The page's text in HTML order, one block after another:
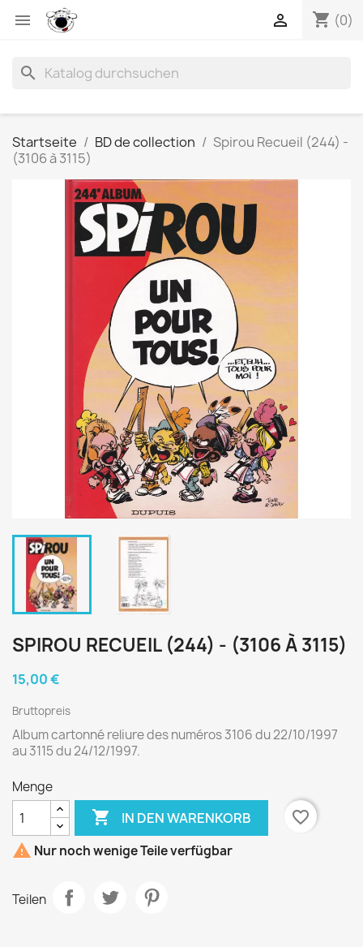
 shopping_cart (0)

search
Startseite BD de collection
Spirou Recueil (244) -
(3106 à 3115)
SPIROU RECUEIL (244) - (3106 À 3115)
15,00 €
Bruttopreis
Album cartonné reliure des numéros 3106 du 22/10/1997
au 3115 du 24/12/1997.
Menge
 IN DEN WARENKORB
favorite_border
 Nur noch wenige Teile verfügbar
Teilen